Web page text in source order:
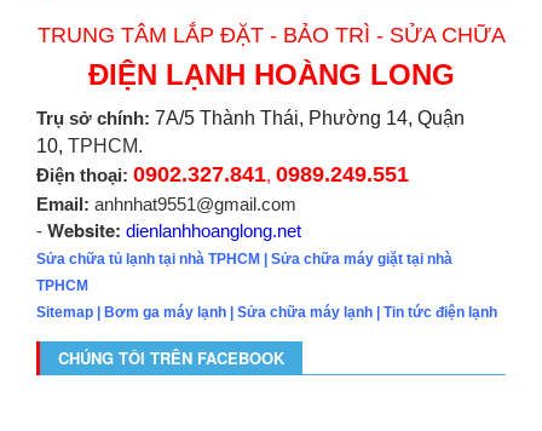
TRUNG TÂM LẮP ĐẶT - BẢO TRÌ - SỬA CHỮA
ĐIỆN LẠNH HOÀNG LONG
Trụ sở chính: 7A/5 Thành Thái, Phường 14, Quận
10, TPHCM.
Điện thoại: 0902.327.841, 0989.249.551
Email: anhnhat9551@gmail.com
- Website: dienlanhhoanglong.net
Sửa chữa tủ lạnh tại nhà TPHCM | Sửa chữa máy giặt tại nhà
TPHCM
Sitemap | Bơm ga máy lạnh | Sửa chữa máy lạnh | Tin tức điện lạnh
CHÚNG TÔI TRÊN FACEBOOK